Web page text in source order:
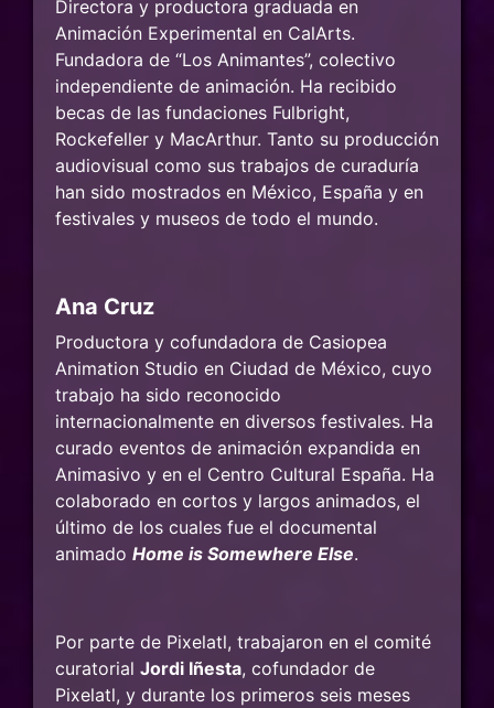
Directora y productora graduada en
Animación Experimental en CalArts.
Fundadora de “Los Animantes”, colectivo
independiente de animación. Ha recibido
becas de las fundaciones Fulbright,
Rockefeller y MacArthur. Tanto su producción
audiovisual como sus trabajos de curaduría
han sido mostrados en México, España y en
festivales y museos de todo el mundo.
Ana Cruz
Productora y cofundadora de Casiopea
Animation Studio en Ciudad de México, cuyo
trabajo ha sido reconocido
internacionalmente en diversos festivales. Ha
curado eventos de animación expandida en
Animasivo y en el Centro Cultural España. Ha
colaborado en cortos y largos animados, el
último de los cuales fue el documental
animado Home is Somewhere Else.
Por parte de Pixelatl, trabajaron en el comité
curatorial Jordi Iñesta, cofundador de
Pixelatl, y durante los primeros seis meses